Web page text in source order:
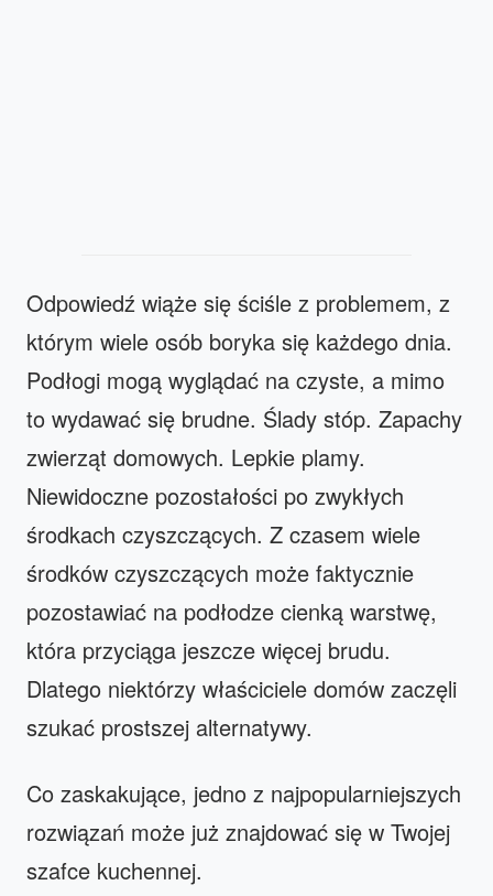
Odpowiedź wiąże się ściśle z problemem, z
którym wiele osób boryka się każdego dnia.
Podłogi mogą wyglądać na czyste, a mimo
to wydawać się brudne. Ślady stóp. Zapachy
zwierząt domowych. Lepkie plamy.
Niewidoczne pozostałości po zwykłych
środkach czyszczących. Z czasem wiele
środków czyszczących może faktycznie
pozostawiać na podłodze cienką warstwę,
która przyciąga jeszcze więcej brudu.
Dlatego niektórzy właściciele domów zaczęli
szukać prostszej alternatywy.
Co zaskakujące, jedno z najpopularniejszych
rozwiązań może już znajdować się w Twojej
szafce kuchennej.